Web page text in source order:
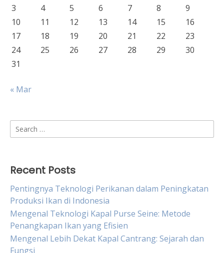
3
4 5 6 7 8
9
10
11 12 13 14 15
16
17
18 19 20 21 22
23
24
25 26 27 28 29
30
31
« Mar
Search
for:
Recent Posts
Pentingnya Teknologi Perikanan dalam Peningkatan
Produksi Ikan di Indonesia
Mengenal Teknologi Kapal Purse Seine: Metode
Penangkapan Ikan yang Efisien
Mengenal Lebih Dekat Kapal Cantrang: Sejarah dan
Fungsi